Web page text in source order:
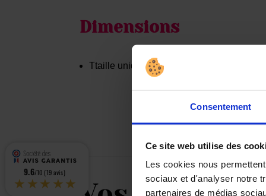
Consentement
Ce site web utilise des
Les cookies nous
sociaux et d'analyser notre
partenaires de médias
Dimensions
Ttaille unique ajustable
9.6/10 (19 avis)
★★★★★